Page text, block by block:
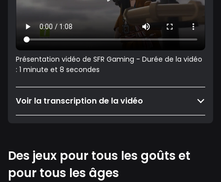
Présentation vidéo de SFR Gaming - Durée de la vidéo
: 1 minute et 8 secondes
Voir la transcription de la vidéo
Des jeux pour tous les goûts et
pour tous les âges